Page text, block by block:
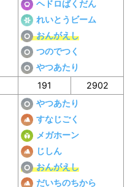
ヘドロばくだん
れいとうビーム
おんがえし
つのでつく
やつあたり
191 2902
やつあたり
すなじごく
メガホーン
じしん
おんがえし
だいちのちから